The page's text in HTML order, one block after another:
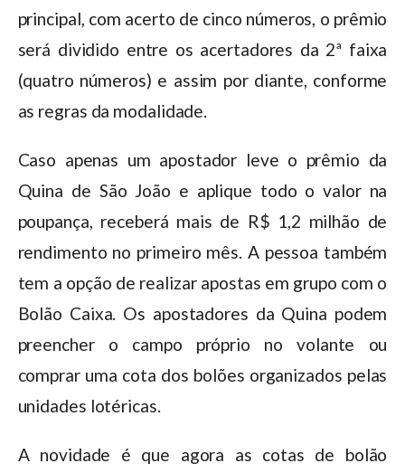
principal, com acerto de cinco números, o prêmio
será dividido entre os acertadores da 2ª faixa
(quatro números) e assim por diante, conforme
as regras da modalidade.
Caso apenas um apostador leve o prêmio da
Quina de São João e aplique todo o valor na
poupança, receberá mais de R$ 1,2 milhão de
rendimento no primeiro mês. A pessoa também
tem a opção de realizar apostas em grupo com o
Bolão Caixa. Os apostadores da Quina podem
preencher o campo próprio no volante ou
comprar uma cota dos bolões organizados pelas
unidades lotéricas.
A novidade é que agora as cotas de bolão